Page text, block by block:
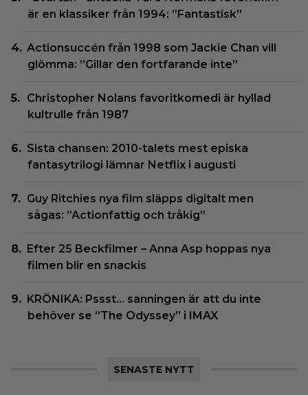
är en klassiker från 1994: ”Fantastisk”
Actionsuccén från 1998 som Jackie Chan vill
glömma: ”Gillar den fortfarande inte”
Christopher Nolans favoritkomedi är hyllad
kultrulle från 1987
Sista chansen: 2010-talets mest episka
fantasytrilogi lämnar Netflix i augusti
Guy Ritchies nya film släpps digitalt men
sågas: ”Actionfattig och tråkig”
Efter 25 Beckfilmer – Anna Asp hoppas nya
filmen blir en snackis
KRÖNIKA: Pssst… sanningen är att du inte
behöver se ”The Odyssey” i IMAX
SENASTE NYTT